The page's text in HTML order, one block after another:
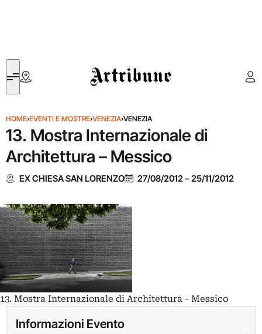
Artribune
HOME›EVENTI E MOSTRE›VENEZIA›VENEZIA
13. Mostra Internazionale di
Architettura – Messico
EX CHIESA SAN LORENZO 27/08/2012–25/11/2012
13. Mostra Internazionale di Architettura - Messico
Informazioni Evento